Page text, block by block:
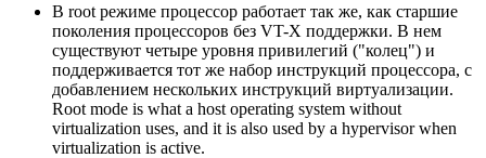
В root режиме процессор работает так же, как старшие
поколения процессоров без VT-X поддержки. В нем
существуют четыре уровня привилегий ("колец") и
поддерживается тот же набор инструкций процессора, с
добавлением нескольких инструкций виртуализации.
Root mode is what a host operating system without
virtualization uses, and it is also used by a hypervisor when
virtualization is active.